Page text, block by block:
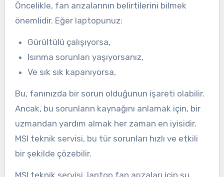
Öncelikle, fan arızalarının belirtilerini bilmek
önemlidir. Eğer laptopunuz:
Gürültülü çalışıyorsa,
Isınma sorunları yaşıyorsanız,
Ve sık sık kapanıyorsa,
Bu, fanınızda bir sorun olduğunun işareti olabilir.
Ancak, bu sorunların kaynağını anlamak için, bir
uzmandan yardım almak her zaman en iyisidir.
MSI teknik servisi, bu tür sorunları hızlı ve etkili
bir şekilde çözebilir.
MSI teknik servisi, laptop fan arızaları için şu